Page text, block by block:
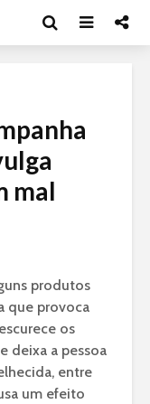
mal
produtos
que provoca
os
deixa a pessoa
entre
um efeito